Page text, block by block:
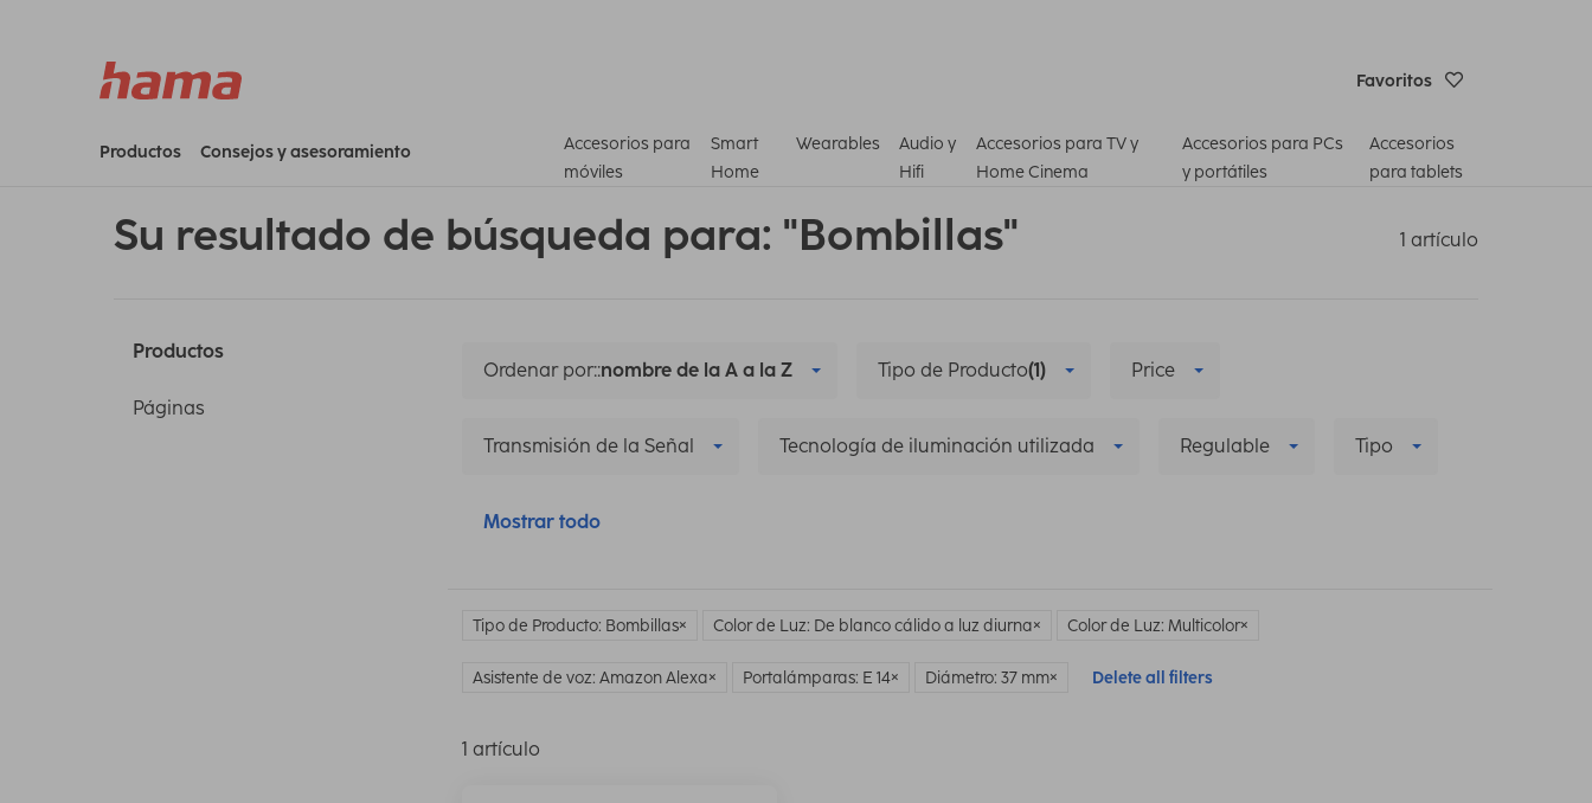
Favoritos
Productos Consejos y asesoramiento
Accesorios para
móviles
Smart
Home
Wearables
Audio y
Hifi
Accesorios para TV y
Home Cinema
Accesorios para PCs
y portátiles
Accesorios
para tablets
Su resultado de búsqueda para: "Bombillas" 1 artículo
Productos
Páginas
Ordenar por::nombre de la A a la Z Tipo de Producto(1) Price
Transmisión de la Señal Tecnología de iluminación utilizada Regulable Tipo
Mostrar todo
Tipo de Producto: Bombillas Color de Luz: De blanco cálido a luz diurna Color de Luz: Multicolor
Asistente de voz: Amazon Alexa Portalámparas: E 14 Diámetro: 37 mm Delete all filters
1 artículo